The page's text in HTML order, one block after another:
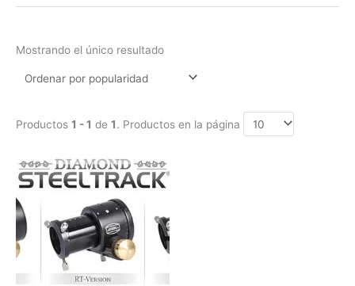
Mostrando el único resultado
Productos 1 - 1 de 1. Productos en la página
Rango
de
precios:
desde
345,00€
hasta
365,00€
Este
producto
múltiples
variantes.
Las